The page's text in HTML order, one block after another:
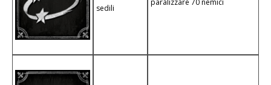
sedili
paralizzare 70 nemici